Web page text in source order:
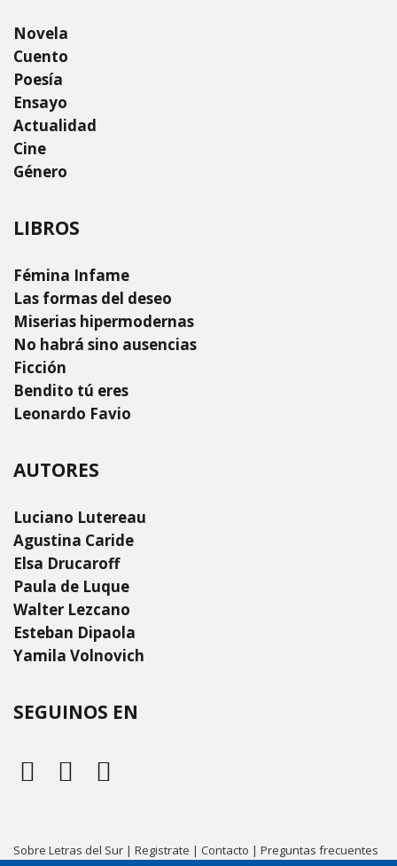
Novela
Cuento
Poesía
Ensayo
Actualidad
Cine
Género
LIBROS
Fémina Infame
Las formas del deseo
Miserias hipermodernas
No habrá sino ausencias
Ficción
Bendito tú eres
Leonardo Favio
AUTORES
Luciano Lutereau
Agustina Caride
Elsa Drucaroff
Paula de Luque
Walter Lezcano
Esteban Dipaola
Yamila Volnovich
SEGUINOS EN
Sobre Letras del Sur | Registrate | Contacto | Preguntas frecuentes